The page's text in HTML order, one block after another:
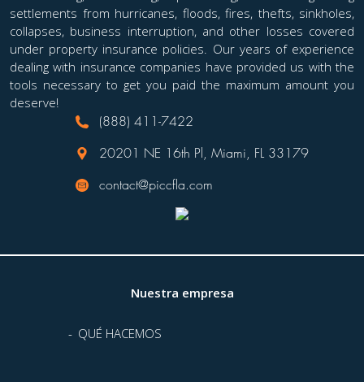
settlements from hurricanes, floods, fires, thefts, sinkholes,
collapses, business interruption, and other losses covered
under property insurance policies. Our years of experience
dealing with insurance companies have provided us with the
tools necessary to get you paid the maximum amount you
deserve!
(888) 411-7422
20201 NE 16th Pl, Miami, FL 33179
contact@piccfla.com
Nuestra empresa
QUÉ HACEMOS